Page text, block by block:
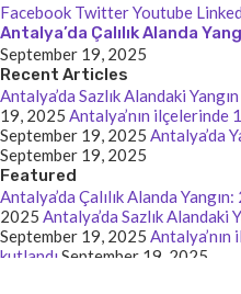
Facebook TwitterYoutube
Antalya’da Çalılık Alanda
September 19, 2025
Recent Articles
Antalya’da Sazlık Alandaki
19, 2025 Antalya’nın ilçelerinde
September 19, 2025 Antalya’da
September 19, 2025
Featured
Antalya’da Çalılık Alanda Yangın:
2025 Antalya’da Sazlık Alandaki
September 19, 2025
kutlandı September 19, 2025